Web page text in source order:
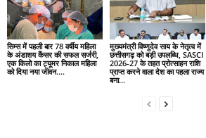
सिम्स में पहली बार 78 वर्षीय महिला
के अंडाशय कैंसर की सफल सर्जरी,
एक किलो का ट्यूमर निकाल महिला
को दिया नया जीवन….
मुख्यमंत्री विष्णुदेव साय के नेतृत्व में
छत्तीसगढ़ को बड़ी उपलब्धि, SASCI
2026-27 के तहत प्रोत्साहन राशि
प्राप्त करने वाला देश का पहला राज्य
बना...